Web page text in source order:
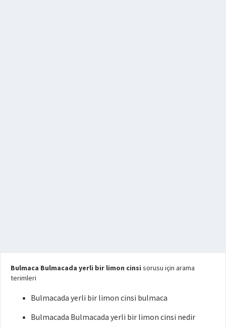
Bulmaca Bulmacada yerli bir limon cinsi sorusu için arama
terimleri
Bulmacada yerli bir limon cinsi bulmaca
Bulmacada Bulmacada yerli bir limon cinsi nedir